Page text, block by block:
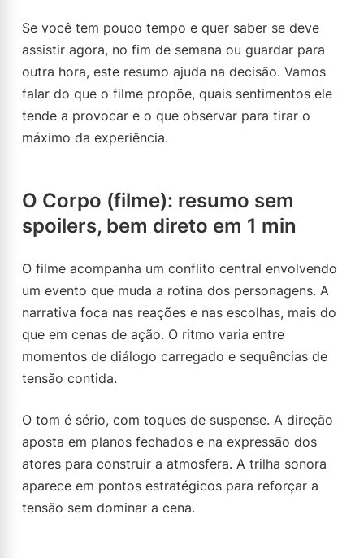
Se você tem pouco tempo e quer saber se deve
assistir agora, no fim de semana ou guardar para
outra hora, este resumo ajuda na decisão. Vamos
falar do que o filme propõe, quais sentimentos ele
tende a provocar e o que observar para tirar o
máximo da experiência.
O Corpo (filme): resumo sem
spoilers, bem direto em 1 min
O filme acompanha um conflito central envolvendo
um evento que muda a rotina dos personagens. A
narrativa foca nas reações e nas escolhas, mais do
que em cenas de ação. O ritmo varia entre
momentos de diálogo carregado e sequências de
tensão contida.
O tom é sério, com toques de suspense. A direção
aposta em planos fechados e na expressão dos
atores para construir a atmosfera. A trilha sonora
aparece em pontos estratégicos para reforçar a
tensão sem dominar a cena.